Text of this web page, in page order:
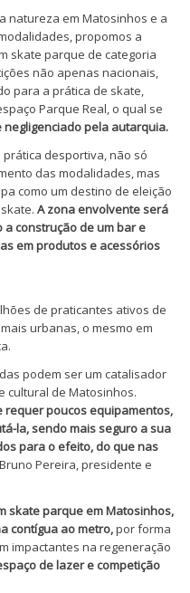
natureza em Matosinhos e a
propomos a
skate parque de categoria
não apenas nacionais,
para a prática de skate,
Parque Real, o qual se
pela autarquia.
desportiva, não só
das modalidades, mas
como um destino de eleição
A zona envolvente será
construção de um bar e
em produtos e acessórios
de praticantes ativos de
urbanas, o mesmo em
podem ser um catalisador
cultural de Matosinhos.
requer poucos equipamentos,
la, sendo mais seguro a sua
para o efeito, do que nas
Pereira, presidente e
skate parque em Matosinhos,
contígua ao metro,por forma
impactantes na regeneração
de lazer e competição